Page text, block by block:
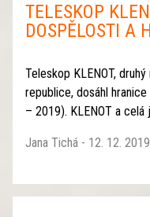
TELESKOP
DOSPĚLOSTI A
Teleskop KLENOT,
republice, dosáhl
– 2019). KLENOT a celá
Jana Tichá - 12. 12.